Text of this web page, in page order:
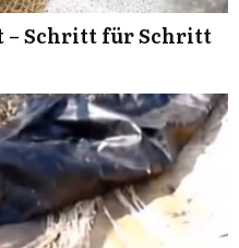
– Schritt für Schritt